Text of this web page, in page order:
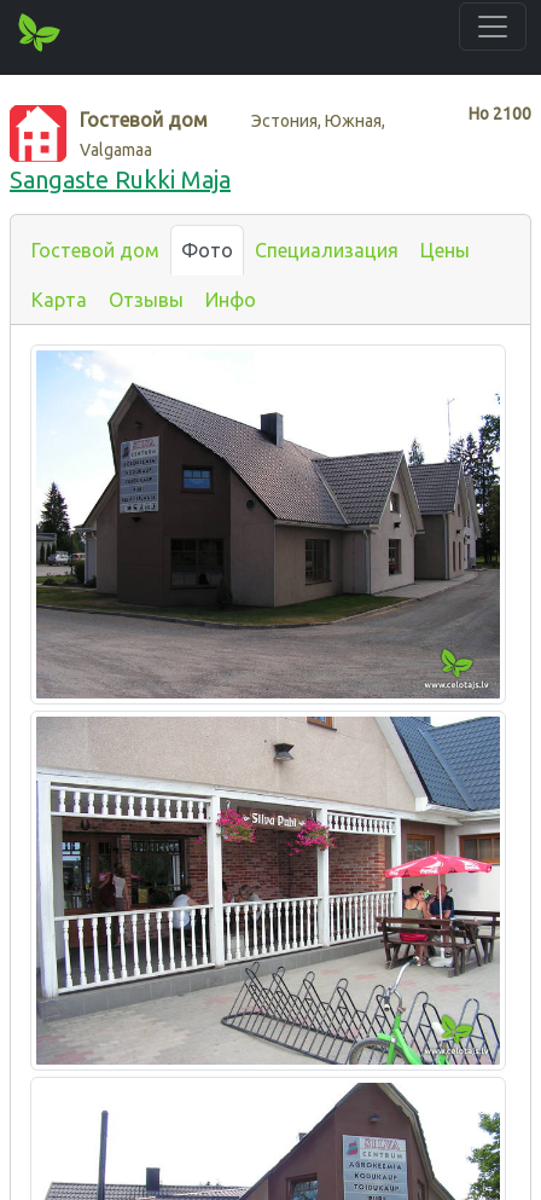
Нo 2100
Гостевой дом
Эстония, Южная,
Valgamaa
Sangaste Rukki Maja
Гостевой дом Фото Специализация Цены
Карта Отзывы Инфо